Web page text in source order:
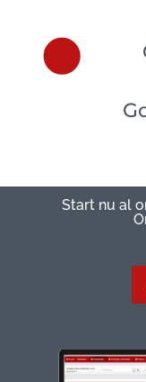
Start nu al